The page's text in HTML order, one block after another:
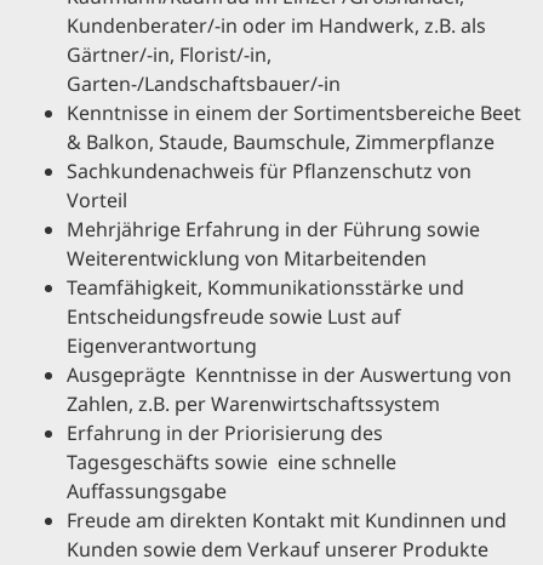
Kundenberater/-in oder im Handwerk, z.B. als
Gärtner/-in, Florist/-in,
Garten-/Landschaftsbauer/-in
Kenntnisse in einem der Sortimentsbereiche Beet
& Balkon, Staude, Baumschule, Zimmerpflanze
Sachkundenachweis für Pflanzenschutz von
Vorteil
Mehrjährige Erfahrung in der Führung sowie
Weiterentwicklung von Mitarbeitenden
Teamfähigkeit, Kommunikationsstärke und
Entscheidungsfreude sowie Lust auf
Eigenverantwortung
Ausgeprägte Kenntnisse in der Auswertung von
Zahlen, z.B. per Warenwirtschaftssystem
Erfahrung in der Priorisierung des
Tagesgeschäfts sowie eine schnelle
Auffassungsgabe
Freude am direkten Kontakt mit Kundinnen und
Kunden sowie dem Verkauf unserer Produkte